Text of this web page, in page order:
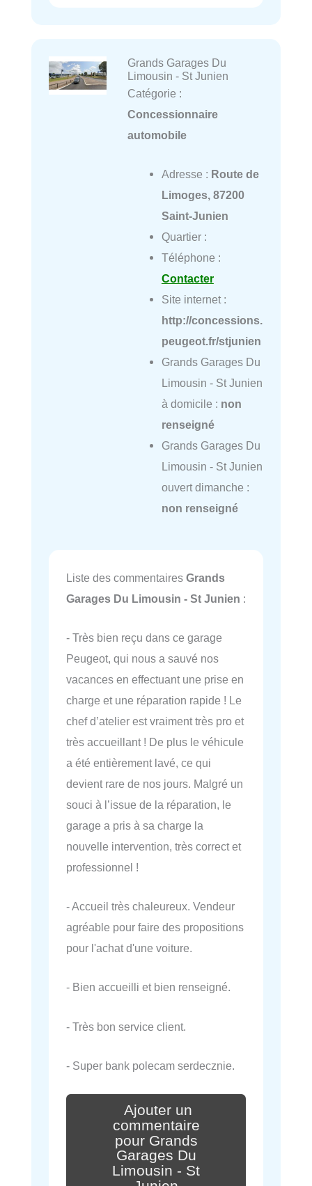
Grands Garages Du
Limousin - St Junien
Catégorie :
Concessionnaire
automobile
Adresse : Route de
Limoges, 87200
Saint-Junien
Quartier :
Téléphone :
Contacter
Site internet :
http://concessions.
peugeot.fr/stjunien
Grands Garages Du
Limousin - St Junien
à domicile : non
renseigné
Grands Garages Du
Limousin - St Junien
ouvert dimanche :
non renseigné
Liste des commentaires Grands
Garages Du Limousin - St Junien :
- Très bien reçu dans ce garage
Peugeot, qui nous a sauvé nos
vacances en effectuant une prise en
charge et une réparation rapide ! Le
chef d’atelier est vraiment très pro et
très accueillant ! De plus le véhicule
a été entièrement lavé, ce qui
devient rare de nos jours. Malgré un
souci à l’issue de la réparation, le
garage a pris à sa charge la
nouvelle intervention, très correct et
professionnel !
- Accueil très chaleureux. Vendeur
agréable pour faire des propositions
pour l'achat d'une voiture.
- Bien accueilli et bien renseigné.
- Très bon service client.
- Super bank polecam serdecznie.
Ajouter un
commentaire
pour Grands
Garages Du
Limousin - St